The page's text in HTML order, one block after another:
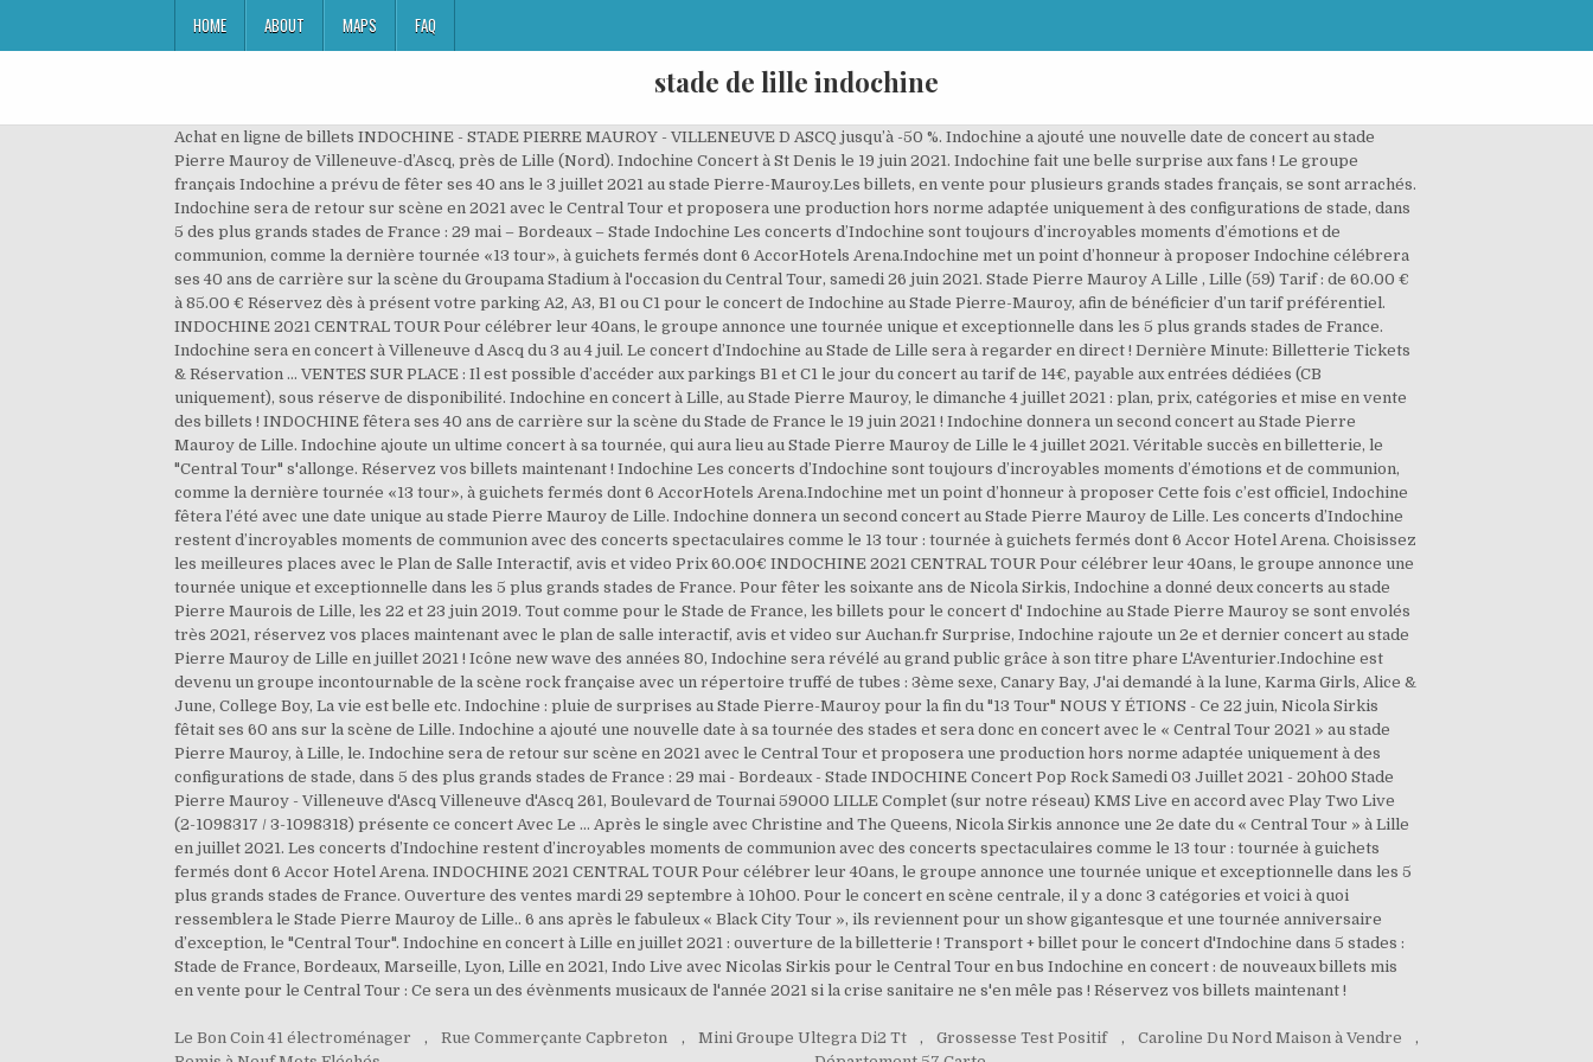
HOME ABOUT MAPS FAQ
stade de lille indochine
Achat en ligne de billets INDOCHINE - STADE PIERRE MAUROY - VILLENEUVE D ASCQ jusqu’à -50 %. Indochine a ajouté une nouvelle date de concert au stade
Pierre Mauroy de Villeneuve-d’Ascq, près de Lille (Nord). Indochine Concert à St Denis le 19 juin 2021. Indochine fait une belle surprise aux fans ! Le groupe
français Indochine a prévu de fêter ses 40 ans le 3 juillet 2021 au stade Pierre-Mauroy.Les billets, en vente pour plusieurs grands stades français, se sont arrachés.
Indochine sera de retour sur scène en 2021 avec le Central Tour et proposera une production hors norme adaptée uniquement à des configurations de stade, dans
5 des plus grands stades de France : 29 mai – Bordeaux – Stade Indochine Les concerts d’Indochine sont toujours d’incroyables moments d’émotions et de
communion, comme la dernière tournée «13 tour», à guichets fermés dont 6 AccorHotels Arena.Indochine met un point d’honneur à proposer Indochine célébrera
ses 40 ans de carrière sur la scène du Groupama Stadium à l'occasion du Central Tour, samedi 26 juin 2021. Stade Pierre Mauroy A Lille , Lille (59) Tarif : de 60.00 €
à 85.00 € Réservez dès à présent votre parking A2, A3, B1 ou C1 pour le concert de Indochine au Stade Pierre-Mauroy, afin de bénéficier d’un tarif préférentiel.
INDOCHINE 2021 CENTRAL TOUR Pour célébrer leur 40ans, le groupe annonce une tournée unique et exceptionnelle dans les 5 plus grands stades de France.
Indochine sera en concert à Villeneuve d Ascq du 3 au 4 juil. Le concert d’Indochine au Stade de Lille sera à regarder en direct ! Dernière Minute: Billetterie Tickets
& Réservation … VENTES SUR PLACE : Il est possible d’accéder aux parkings B1 et C1 le jour du concert au tarif de 14€, payable aux entrées dédiées (CB
uniquement), sous réserve de disponibilité. Indochine en concert à Lille, au Stade Pierre Mauroy, le dimanche 4 juillet 2021 : plan, prix, catégories et mise en vente
des billets ! INDOCHINE fêtera ses 40 ans de carrière sur la scène du Stade de France le 19 juin 2021 ! Indochine donnera un second concert au Stade Pierre
Mauroy de Lille. Indochine ajoute un ultime concert à sa tournée, qui aura lieu au Stade Pierre Mauroy de Lille le 4 juillet 2021. Véritable succès en billetterie, le
"Central Tour" s'allonge. Réservez vos billets maintenant ! Indochine Les concerts d’Indochine sont toujours d’incroyables moments d’émotions et de communion,
comme la dernière tournée «13 tour», à guichets fermés dont 6 AccorHotels Arena.Indochine met un point d’honneur à proposer Cette fois c’est officiel, Indochine
fêtera l’été avec une date unique au stade Pierre Mauroy de Lille. Indochine donnera un second concert au Stade Pierre Mauroy de Lille. Les concerts d’Indochine
restent d’incroyables moments de communion avec des concerts spectaculaires comme le 13 tour : tournée à guichets fermés dont 6 Accor Hotel Arena. Choisissez
les meilleures places avec le Plan de Salle Interactif, avis et video Prix 60.00€ INDOCHINE 2021 CENTRAL TOUR Pour célébrer leur 40ans, le groupe annonce une
tournée unique et exceptionnelle dans les 5 plus grands stades de France. Pour fêter les soixante ans de Nicola Sirkis, Indochine a donné deux concerts au stade
Pierre Maurois de Lille, les 22 et 23 juin 2019. Tout comme pour le Stade de France, les billets pour le concert d' Indochine au Stade Pierre Mauroy se sont envolés
très 2021, réservez vos places maintenant avec le plan de salle interactif, avis et video sur Auchan.fr Surprise, Indochine rajoute un 2e et dernier concert au stade
Pierre Mauroy de Lille en juillet 2021 ! Icône new wave des années 80, Indochine sera révélé au grand public grâce à son titre phare L'Aventurier.Indochine est
devenu un groupe incontournable de la scène rock française avec un répertoire truffé de tubes : 3ème sexe, Canary Bay, J'ai demandé à la lune, Karma Girls, Alice &
June, College Boy, La vie est belle etc. Indochine : pluie de surprises au Stade Pierre-Mauroy pour la fin du "13 Tour" NOUS Y ÉTIONS - Ce 22 juin, Nicola Sirkis
fêtait ses 60 ans sur la scène de Lille. Indochine a ajouté une nouvelle date à sa tournée des stades et sera donc en concert avec le « Central Tour 2021 » au stade
Pierre Mauroy, à Lille, le. Indochine sera de retour sur scène en 2021 avec le Central Tour et proposera une production hors norme adaptée uniquement à des
configurations de stade, dans 5 des plus grands stades de France : 29 mai - Bordeaux - Stade INDOCHINE Concert Pop Rock Samedi 03 Juillet 2021 - 20h00 Stade
Pierre Mauroy - Villeneuve d'Ascq Villeneuve d'Ascq 261, Boulevard de Tournai 59000 LILLE Complet (sur notre réseau) KMS Live en accord avec Play Two Live
(2-1098317 / 3-1098318) présente ce concert Avec Le … Après le single avec Christine and The Queens, Nicola Sirkis annonce une 2e date du « Central Tour » à Lille
en juillet 2021. Les concerts d’Indochine restent d’incroyables moments de communion avec des concerts spectaculaires comme le 13 tour : tournée à guichets
fermés dont 6 Accor Hotel Arena. INDOCHINE 2021 CENTRAL TOUR Pour célébrer leur 40ans, le groupe annonce une tournée unique et exceptionnelle dans les 5
plus grands stades de France. Ouverture des ventes mardi 29 septembre à 10h00. Pour le concert en scène centrale, il y a donc 3 catégories et voici à quoi
ressemblera le Stade Pierre Mauroy de Lille.. 6 ans après le fabuleux « Black City Tour », ils reviennent pour un show gigantesque et une tournée anniversaire
d’exception, le "Central Tour". Indochine en concert à Lille en juillet 2021 : ouverture de la billetterie ! Transport + billet pour le concert d'Indochine dans 5 stades :
Stade de France, Bordeaux, Marseille, Lyon, Lille en 2021, Indo Live avec Nicolas Sirkis pour le Central Tour en bus Indochine en concert : de nouveaux billets mis
en vente pour le Central Tour : Ce sera un des évènments musicaux de l'année 2021 si la crise sanitaire ne s'en mêle pas ! Réservez vos billets maintenant !
Le Bon Coin 41 électroménager , Rue Commerçante Capbreton , Mini Groupe Ultegra Di2 Tt , Grossesse Test Positif , Caroline Du Nord Maison à Vendre
,